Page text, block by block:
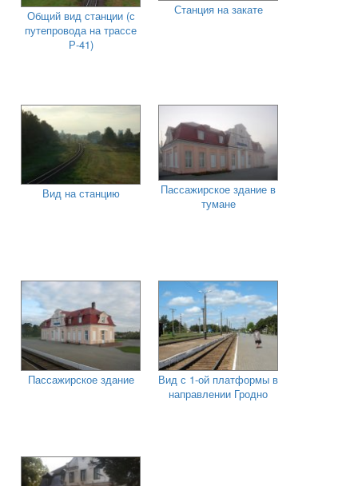
Общий вид станции (с
путепровода на трассе
Р-41)
Станция на закате
Вид на станцию
Пассажирское здание в
тумане
Пассажирское здание
Вид с 1-ой платформы в
направлении Гродно